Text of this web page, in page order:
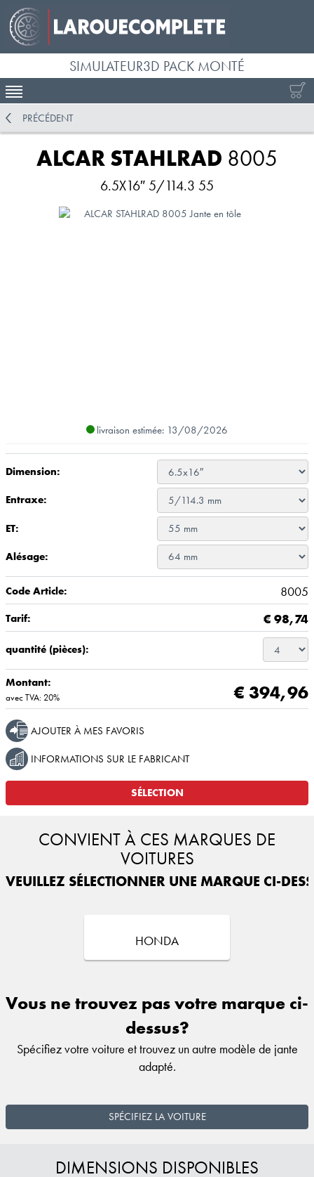
SIMULATEUR3D PACK MONTÉ
ACTIVER LA NAVIGATION
PRÉCÉDENT
ALCAR STAHLRAD 8005
6.5X16″ 5/114.3 55
livraison estimée: 13/08/2026
Dimension:
Entraxe:
ET:
Alésage:
Code Article: 8005
Tarif: €98,74
quantité (pièces):
Montant:
avec TVA: 20% € 394,96
AJOUTER À MES FAVORIS
INFORMATIONS SUR LE FABRICANT
SÉLECTION
CONVIENT À CES MARQUES DE
VOITURES
VEUILLEZ SÉLECTIONNER UNE MARQUE CI-
HONDA
Vous ne trouvez pas votre marque ci-
dessus?
Spécifiez votre voiture et trouvez un autre modèle de jante
adapté.
SPÉCIFIEZ LA VOITURE
DIMENSIONS DISPONIBLES